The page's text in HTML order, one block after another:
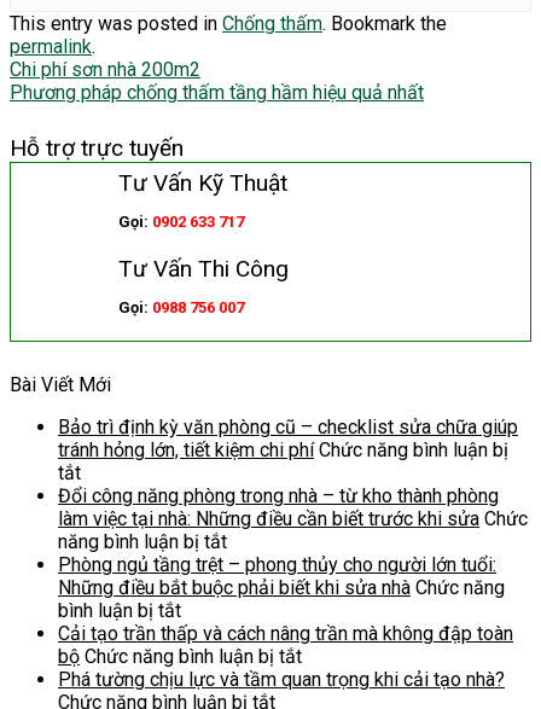
This entry was posted in Chống thấm. Bookmark the
permalink.
Chi phí sơn nhà 200m2
Phương pháp chống thấm tầng hầm hiệu quả nhất
Hỗ trợ trực tuyến
Tư Vấn Kỹ Thuật
Gọi: 0902 633 717
Tư Vấn Thi Công
Gọi: 0988 756 007
Bài Viết Mới
Bảo trì định kỳ văn phòng cũ – checklist sửa chữa giúp
tránh hỏng lớn, tiết kiệm chi phí Chức năng bình luận bị
tắtở
Bảo
trì
định
kỳ
văn
phòng
cũ
–
checklist
sửa
Đổi công năng phòng trong nhà – từ kho thành phòng
làm việc tại nhà: Những điều cần biết trước khi sửa Chức
năng bình luận bị tắtở
Đổi
công
phòng
trong
nhà
–
Phòng ngủ tầng trệt – phong thủy cho người lớn tuổi:
Những điều bắt buộc phải biết khi sửa nhà Chức năng
bình luận bị tắtở
Phòng
ngủ
tầng
trệt
Cải tạo trần thấp và cách nâng trần mà không đập toàn
bộ Chức năng bình luận bị tắtở
Cải
Phá tường chịu lực và tầm quan trọng khi cải tạo nhà?
Chức năng bình luận bị tắtở